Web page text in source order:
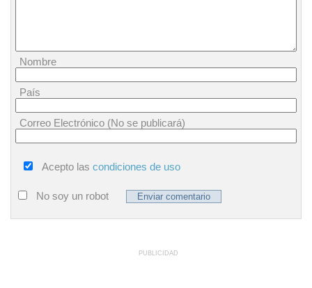
Nombre
País
Correo Electrónico (No se publicará)
Acepto las condiciones de uso
No soy un robot
PUBLICIDAD